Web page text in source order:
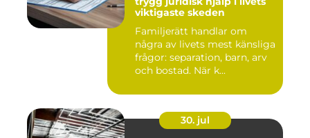
viktigaste skeden
Familjerätt handlar om
några av livets mest känsliga
frågor: separation, barn, arv
och bostad. När k...
30. jul